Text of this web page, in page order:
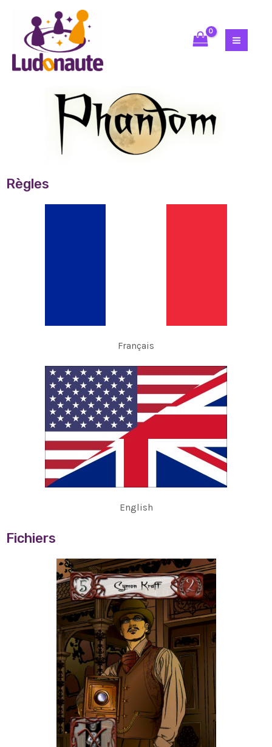
Règles
Français
English
Fichiers